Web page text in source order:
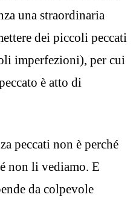
una straordinaria
dei piccoli peccati
imperfezioni), per cui
è atto di
peccati non è perché
non li vediamo. E
da colpevole